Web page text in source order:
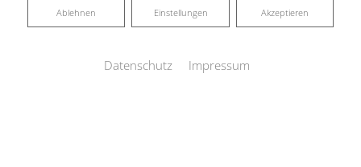
Akzeptieren
Einstellungen
Ablehnen
Ablehnen
Datenschutz Impressum